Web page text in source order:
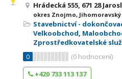
Hrádecká 555, 671 28
okres Znojmo,
Stavebnictví -
Velkoobchod,
Zprostředkovatelské
0
(0 hodnocení)
+420 733 113 137